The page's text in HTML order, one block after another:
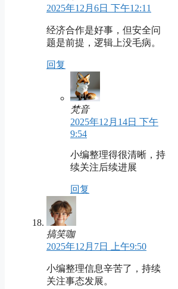
2025年12月6日 下午12:11
经济合作是好事，但安全问
题是前提，逻辑上没毛病。
回复
梵音
2025年12月14日 下午
9:54
小编整理得很清晰，持
续关注后续进展
回复
搞笑咖
2025年12月7日 上午9:50
小编整理信息辛苦了，持续
关注事态发展。